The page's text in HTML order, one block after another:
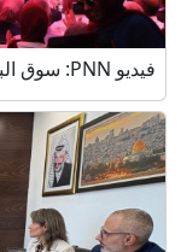
فيديو PNN: سوق الباذنجان في بتير.. نافذة...